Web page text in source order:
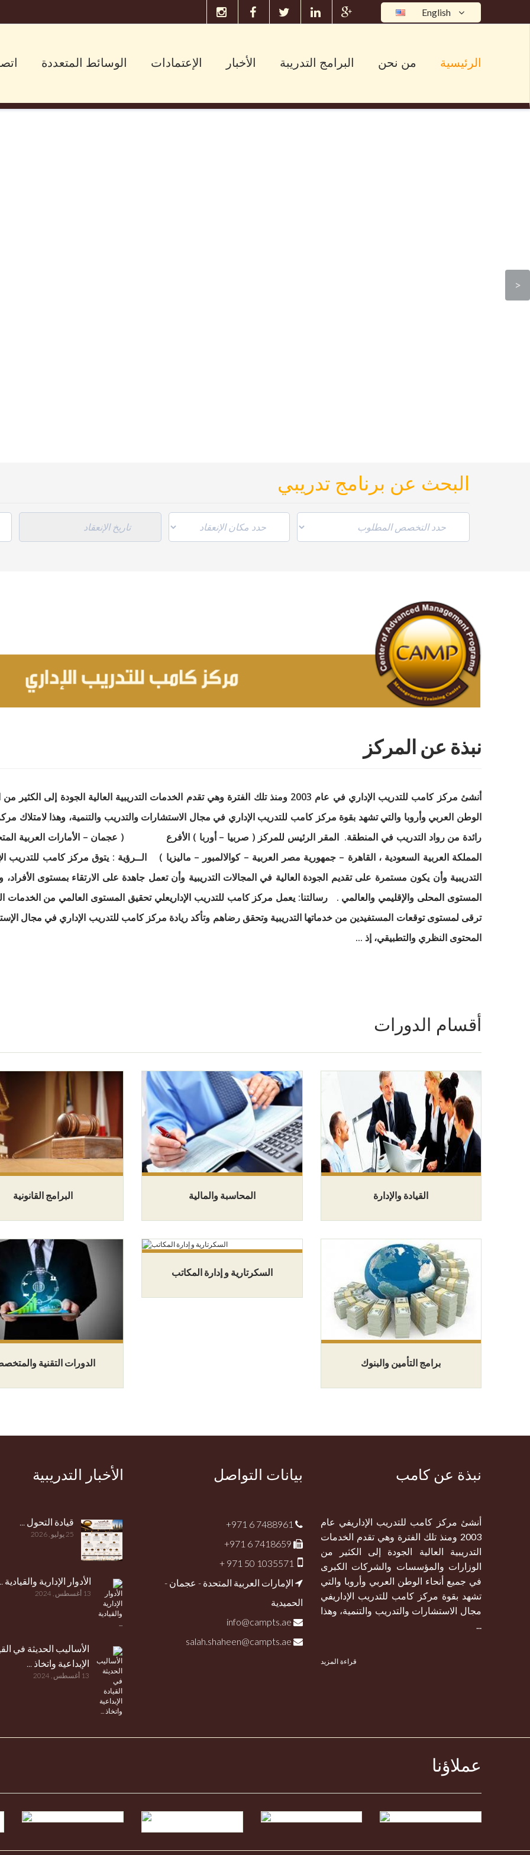
English
الرئيسية من نحن البرامج التدريبة الأخبار الإعتمادات الوسائط المتعددة
البحث عن برنامج تدريبي
نبذة عن المركز
أنشئ مركز كامب للتدريب الإداري في عام 2003 ومنذ تلك الفترة وهي تقدم الخدمات التدريبية
الوطن العربي وأروبا والتي تشهد بقوة مركز كامب للتدريب الإداري في مجال الاستشارات والتدريب والتنمية، وهذا لامتلاك
رائدة من رواد التدريب في المنطقة. المقر الرئيس للمركز ( صربيا – أوربا ) الأفرع ( عجمان – الأمارات العربية
المملكة العربية السعودية ، القاهرة – جمهورية مصر العربية – كوالالمبور – ماليزيا ) الــرؤية : يتوق مركز كامب للتدريب
التدريبية وأن يكون مستمرة على تقديم الجودة العالية في المجالات التدريبية وأن تعمل جاهدة على الارتقاء بمستوى
المستوى المحلى والإقليمي والعالمي . رسالتنا: يعمل مركز كامب للتدريب الإداريعلي تحقيق المستوى العالمي من الخدمات
ترقى لمستوى توقعات المستفيدين من خدماتها التدريبية وتحقق رضاهم وتأكد ريادة مركز كامب للتدريب الإداري في مجال
المحتوى النظري والتطبيقي، إذ ...
أقسام الدورات
القيادة والإدارة المحاسبة والمالية البرامج القانونية
برامج التأمين والبنوك
السكرتارية و إدارة المكاتب
الدورات التقنية
نبذة عن كامب
أنشئ مركز كامب للتدريب الإداريفي عام
2003 ومنذ تلك الفترة وهي تقدم الخدمات
التدريبية العالية الجودة إلى الكثير من
الوزارات والمؤسسات والشركات الكبرى
في جميع أنحاء الوطن العربي وأروبا والتي
تشهد بقوة مركز كامب للتدريب الإداريفي
مجال الاستشارات والتدريب والتنمية، وهذا
...
قراءة المزيد
بيانات التواصل
+971 6 7488961
+971 6 7418659
+ 971 50 1035571
الإمارات العربية المتحدة - عجمان -
الحميدية
الأخبار التدريبية
قيادة التحول ...
25 يوليو , 2026
الأدوار الإدارية والقيادية
13 أغسطس , 2024
الأساليب الحديثة في
الإبداعية واتخاذ ...
13 أغسطس , 2024
عملاؤنا